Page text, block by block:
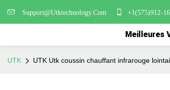
Support@Utktechnology.Com +1(575)912-
Meilleures
UTK UTK Utk coussin chauffant infrarouge